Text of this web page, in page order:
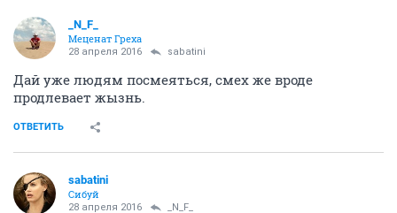
_N_F_
Меценат Греха
28 апреля 2016 sabatini
Дай уже людям посмеяться, смех же вроде
продлевает жызнь.
ОТВЕТИТЬ
sabatini
Сибуй
28 апреля 2016 _N_F_